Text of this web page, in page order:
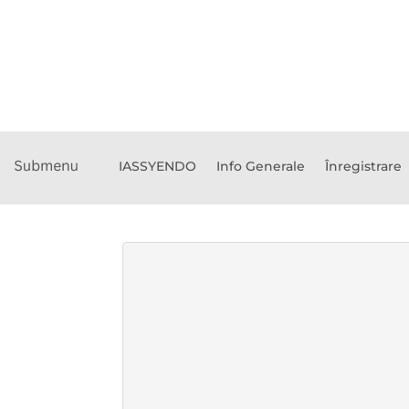
IASSYENDO Info Generale Înregistrare